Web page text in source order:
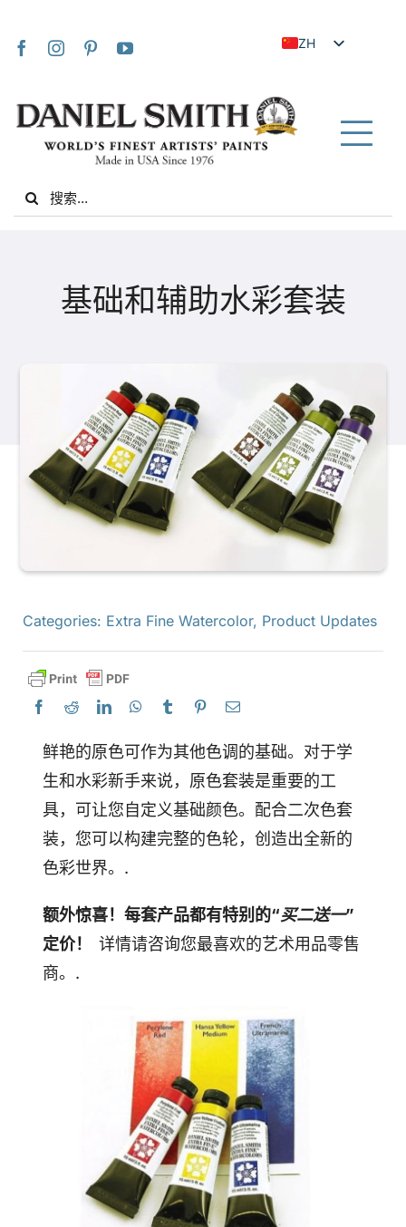
ZH
FR
UK
VI
产品
博客
资源
查找零售商
联系我们
订阅
Search
for:
基础和辅助水彩套装
Categories: Extra Fine Watercolor, Product Updates
鲜艳的原色可作为其他色调的基础。对于学
生和水彩新手来说，原色套装是重要的工
具，可让您自定义基础颜色。配合二次色套
装，您可以构建完整的色轮，创造出全新的
色彩世界。.
额外惊喜！每套产品都有特别的“买二送一”
定价！详情请咨询您最喜欢的艺术用品零售
商。.